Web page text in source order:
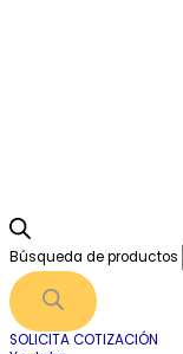
Búsqueda de productos
SOLICITA COTIZACIÓN